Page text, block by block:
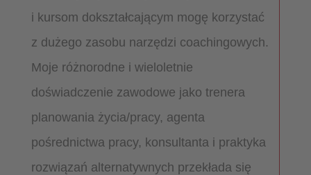
i kursom dokształcającym mogę korzystać
z dużego zasobu narzędzi coachingowych.
Moje różnorodne i wieloletnie
doświadczenie zawodowe jako trenera
planowania życia/pracy, agenta
pośrednictwa pracy, konsultanta i praktyka
rozwiązań alternatywnych przekłada się